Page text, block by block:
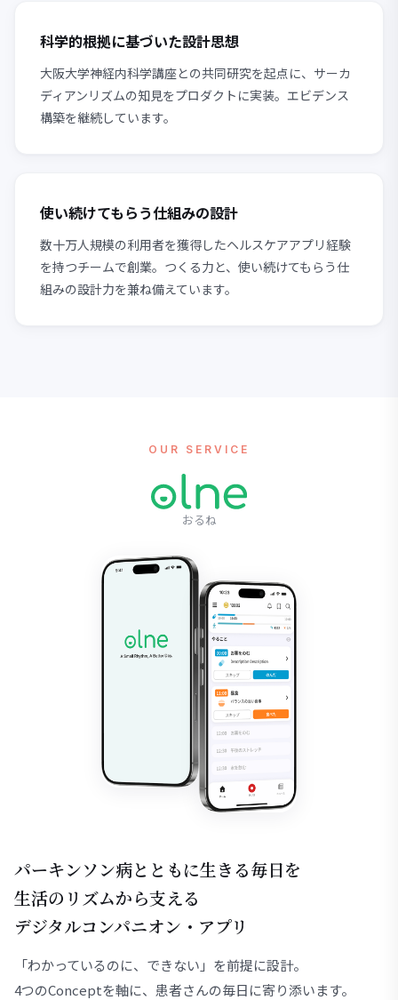
科学的根拠に基づいた設計思想
大阪大学神経内科学講座との共同研究を起点に、サーカ
ディアンリズムの知見をプロダクトに実装。エビデンス
構築を継続しています。
使い続けてもらう仕組みの設計
数十万人規模の利用者を獲得したヘルスケアアプリ経験
を持つチームで創業。つくる力と、使い続けてもらう仕
組みの設計力を兼ね備えています。
OUR SERVICE
おるね
パーキンソン病とともに生きる毎日を
生活のリズムから支える
デジタルコンパニオン・アプリ
「わかっているのに、できない」を前提に設計。
4つのConceptを軸に、患者さんの毎日に寄り添います。